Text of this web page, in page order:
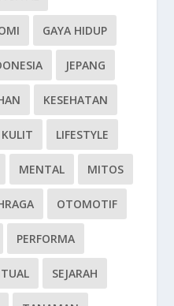
GAYA HIDUP
JEPANG
KESEHATAN
KULIT LIFESTYLE
MENTAL MITOS
OTOMOTIF
PERFORMA
SEJARAH